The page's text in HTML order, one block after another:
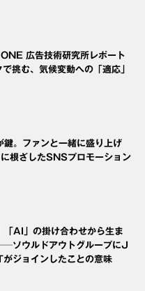
広告技術研究所レポート
挑む、気候変動への「適応」
。ファンと一緒に盛り上げ
根ざしたSNSプロモーション
「AI」の掛け合わせから生ま
ソウルドアウトグループにJ
ジョインしたことの意味